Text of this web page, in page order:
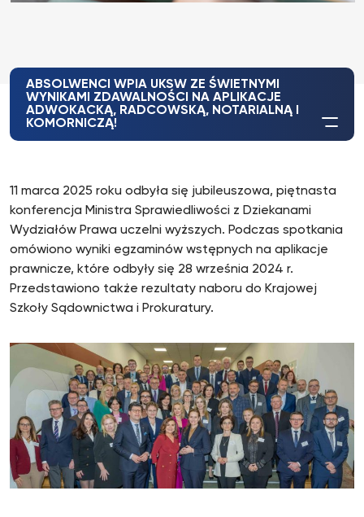
ABSOLWENCI WPIA UKSW ZE ŚWIETNYMI
WYNIKAMI ZDAWALNOŚCI NA APLIKACJE
ADWOKACKĄ, RADCOWSKĄ, NOTARIALNĄ I
KOMORNICZĄ!
11 marca 2025 roku odbyła się jubileuszowa, piętnasta
konferencja Ministra Sprawiedliwości z Dziekanami
Wydziałów Prawa uczelni wyższych. Podczas spotkania
omówiono wyniki egzaminów wstępnych na aplikacje
prawnicze, które odbyły się 28 września 2024 r.
Przedstawiono także rezultaty naboru do Krajowej
Szkoły Sądownictwa i Prokuratury.